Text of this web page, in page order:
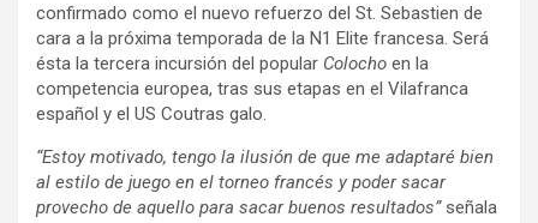
confirmado como el nuevo refuerzo del St. Sebastien de
cara a la próxima temporada de la N1 Elite francesa. Será
ésta la tercera incursión del popular Colocho en la
competencia europea, tras sus etapas en el Vilafranca
español y el US Coutras galo.
“Estoy motivado, tengo la ilusión de que me adaptaré bien
al estilo de juego en el torneo francés y poder sacar
provecho de aquello para sacar buenos resultados”señala